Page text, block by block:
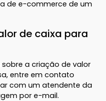
de e-commerce de um
de caixa para
a criação de valor
entre em contato
com um atendente da
por e-mail.